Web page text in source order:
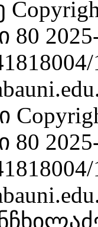
80
80